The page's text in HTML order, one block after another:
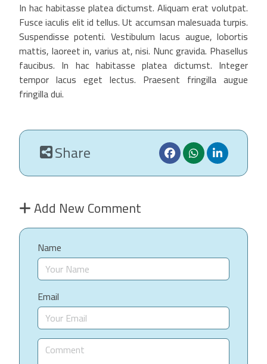
In hac habitasse platea dictumst. Aliquam erat volutpat.
Fusce iaculis elit id tellus. Ut accumsan malesuada turpis.
Suspendisse potenti. Vestibulum lacus augue, lobortis
mattis, laoreet in, varius at, nisi. Nunc gravida. Phasellus
faucibus. In hac habitasse platea dictumst. Integer
tempor lacus eget lectus. Praesent fringilla augue
fringilla dui.
Share
Add New Comment
Name
Email